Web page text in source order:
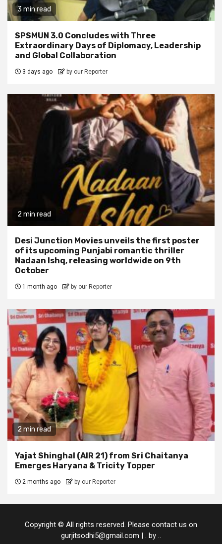
3 min read
SPSMUN 3.0 Concludes with Three
Extraordinary Days of Diplomacy, Leadership
and Global Collaboration
3 days ago by our Reporter
2 min read
Desi Junction Movies unveils the first poster
of its upcoming Punjabi romantic thriller
Nadaan Ishq, releasing worldwide on 9th
October
1 month ago by our Reporter
2 min read
Yajat Shinghal (AIR 21) from Sri Chaitanya
Emerges Haryana & Tricity Topper
2 months ago by our Reporter
Copyright © All rights reserved. Please contact us on
gurjitsodhi5@gmail.com
. by ..